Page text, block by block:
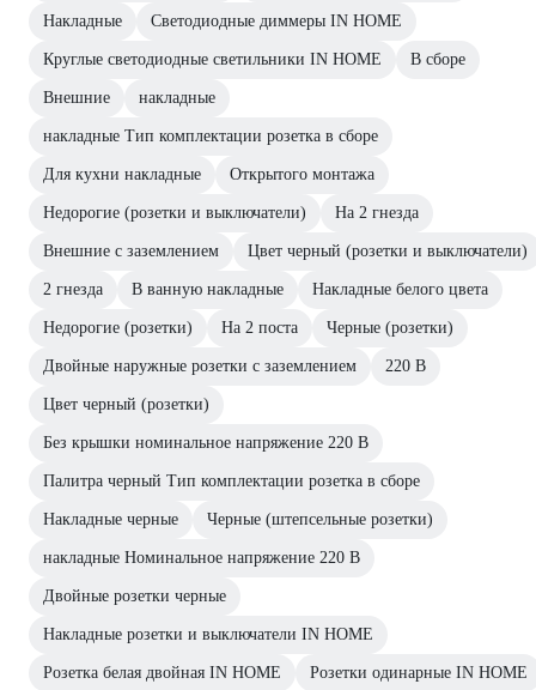
Накладные Светодиодные диммеры IN HOME
Круглые светодиодные светильники IN HOME В сборе
Внешние накладные
накладные Тип комплектации розетка в сборе
Для кухни накладные Открытого монтажа
Недорогие (розетки и выключатели) На 2 гнезда
Внешние с заземлением Цвет черный (розетки и выключатели)
2 гнезда В ванную накладные Накладные белого цвета
Недорогие (розетки) На 2 поста Черные (розетки)
Двойные наружные розетки с заземлением 220 В
Цвет черный (розетки)
Без крышки номинальное напряжение 220 В
Палитра черный Тип комплектации розетка в сборе
Накладные черные Черные (штепсельные розетки)
накладные Номинальное напряжение 220 В
Двойные розетки черные
Накладные розетки и выключатели IN HOME
Розетка белая двойная IN HOME Розетки одинарные IN HOME